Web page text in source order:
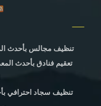
تنظيف مجالس بأحدث
تعقيم فنادق بأحدث
تنظيف سجاد احترافي